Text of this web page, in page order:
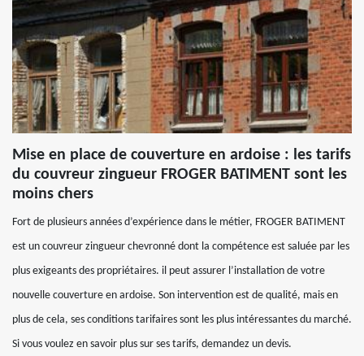
Mise en place de couverture en ardoise : les tarifs
du couvreur zingueur FROGER BATIMENT sont les
moins chers
Fort de plusieurs années d’expérience dans le métier, FROGER BATIMENT
est un couvreur zingueur chevronné dont la compétence est saluée par les
plus exigeants des propriétaires. il peut assurer l’installation de votre
nouvelle couverture en ardoise. Son intervention est de qualité, mais en
plus de cela, ses conditions tarifaires sont les plus intéressantes du marché.
Si vous voulez en savoir plus sur ses tarifs, demandez un devis.